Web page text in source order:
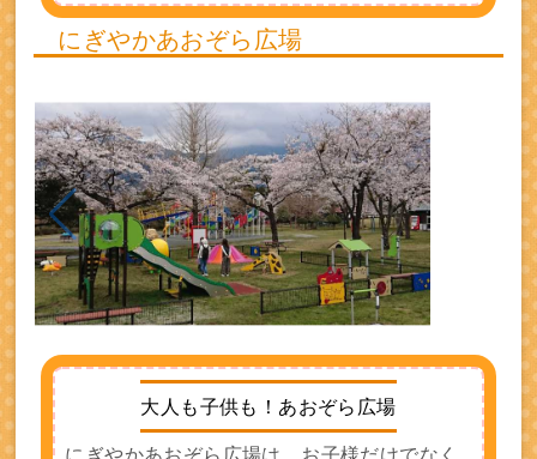
にぎやかあおぞら広場
大人も子供も！あおぞら広場